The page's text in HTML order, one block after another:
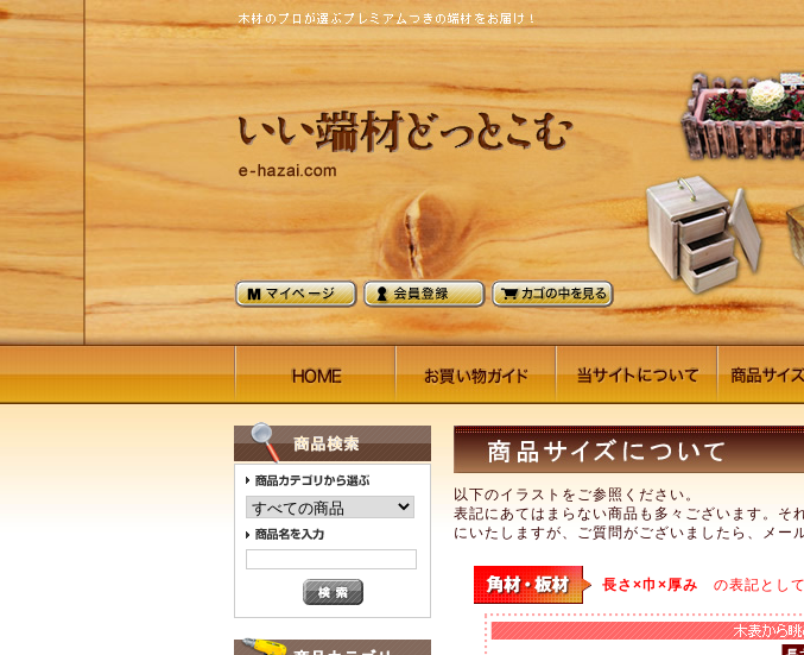
以下のイラストをご参照ください。
表記にあてはまらない商品も多々ございます。そ
にいたしますが、ご質問がございましたら、メー
長さ×巾×厚み の表記として